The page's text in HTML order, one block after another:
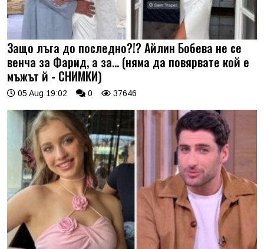
Защо лъга до последно?!? Айлин Бобева не се
венча за Фарид, а за... (няма да повярвате кой е
мъжът й - СНИМКИ)
05 Aug 19:02 0 37646